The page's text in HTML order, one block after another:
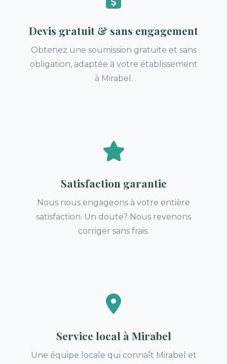
Devis gratuit & sans engagement
Obtenez une soumission gratuite et sans
obligation, adaptée à votre établissement
à Mirabel.
Satisfaction garantie
Nous nous engageons à votre entière
satisfaction. Un doute? Nous revenons
corriger sans frais.
Service local à Mirabel
Une équipe locale qui connaît Mirabel et